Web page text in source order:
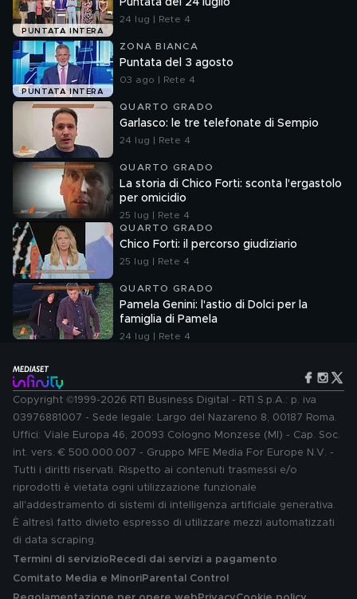
PUNTATA INTERA
Puntata del 24 luglio
24 lug | Rete 4
PUNTATA INTERA
ZONA BIANCA
Puntata del 3 agosto
03 ago | Rete 4
QUARTO GRADO
Garlasco: le tre telefonate di Sempio
24 lug | Rete 4
QUARTO GRADO
La storia di Chico Forti: sconta l'ergastolo
per omicidio
25 lug | Rete 4
QUARTO GRADO
Chico Forti: il percorso giudiziario
25 lug | Rete 4
QUARTO GRADO
Pamela Genini: l'astio di Dolci per la
famiglia di Pamela
24 lug | Rete 4
Copyright ©1999-2026 RTI Business Digital - RTI S.p.A.: p. iva
03976881007 - Sede legale: Largo del Nazareno 8, 00187 Roma.
Uffici: Viale Europa 46, 20093 Cologno Monzese (MI) - Cap. Soc.
int. vers. € 500.000.007 - Gruppo MFE Media For Europe N.V. -
Tutti i diritti riservati. Rispetto ai contenuti trasmessi e/o
riprodotti è vietata ogni utilizzazione funzionale
all'addestramento di sistemi di intelligenza artificiale generativa.
È altresì fatto divieto espresso di utilizzare mezzi automatizzati
di data scraping.
Termini di servizio Recedi dai servizi a pagamento
Comitato Media e MinoriParental Control